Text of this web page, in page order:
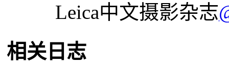
Leica中文摄影杂志
相关日志